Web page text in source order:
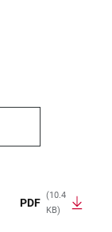
PDF
(10.4
KB)